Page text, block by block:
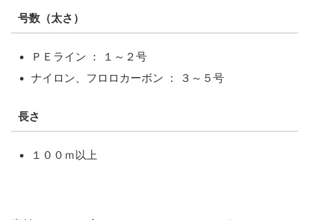
号数（太さ）
ＰＥライン ： １～２号
ナイロン、フロロカーボン ： ３～５号
長さ
１００ｍ以上